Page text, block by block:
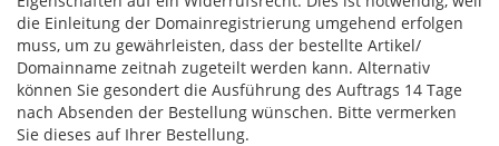
die Einleitung der Domainregistrierung umgehend erfolgen
muss, um zu gewährleisten, dass der bestellte Artikel/
Domainname zeitnah zugeteilt werden kann. Alternativ
können Sie gesondert die Ausführung des Auftrags 14 Tage
nach Absenden der Bestellung wünschen. Bitte vermerken
Sie dieses auf Ihrer Bestellung.